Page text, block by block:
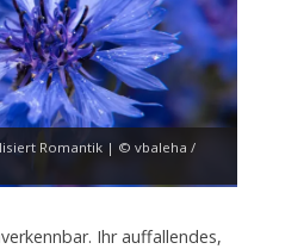
Romantik | © vbaleha /
Ihr auffallendes,